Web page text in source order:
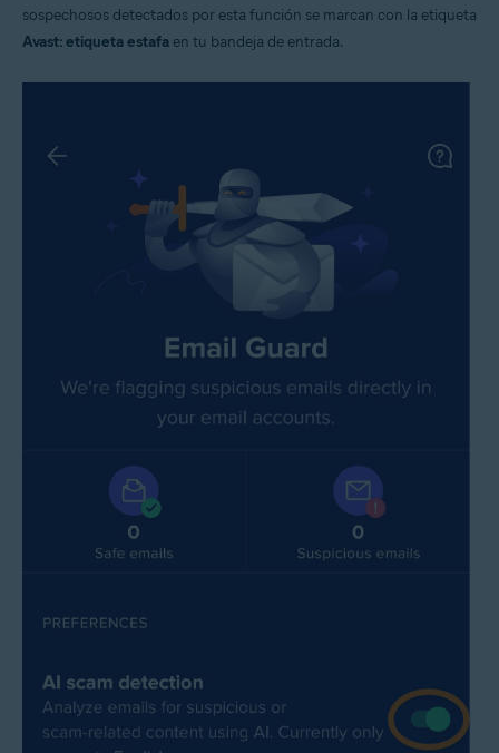
sospechosos detectados por esta función se marcan con la etiqueta
Avast: etiqueta estafa en tu bandeja de entrada.